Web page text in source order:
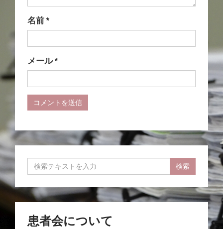
名前*
メール*
患者会について